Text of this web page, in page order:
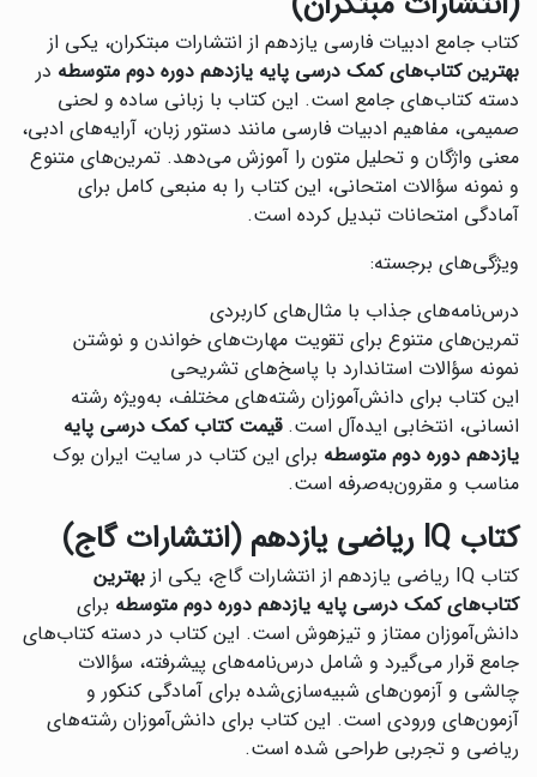
کتاب جامع ادبیات فارسی یازدهم از انتشارات مبتکران، یکی از
بهترین کتاب‌های کمک درسی پایه یازدهم دوره دوم متوسطه در
دسته کتاب‌های جامع است. این کتاب با زبانی ساده و لحنی
صمیمی، مفاهیم ادبیات فارسی مانند دستور زبان، آرایه‌های ادبی،
معنی واژگان و تحلیل متون را آموزش می‌دهد. تمرین‌های متنوع
و نمونه سؤالات امتحانی، این کتاب را به منبعی کامل برای
آمادگی امتحانات تبدیل کرده است.
ویژگی‌های برجسته:
درس‌نامه‌های جذاب با مثال‌های کاربردی
تمرین‌های متنوع برای تقویت مهارت‌های خواندن و نوشتن
نمونه سؤالات استاندارد با پاسخ‌های تشریحی
این کتاب برای دانش‌آموزان رشته‌های مختلف، به‌ویژه رشته
انسانی، انتخابی ایده‌آل است.قیمت کتاب کمک درسی پایه
یازدهم دوره دوم متوسطه برای این کتاب در سایت ایران بوک
مناسب و مقرون‌به‌صرفه است.
کتاب IQ ریاضی یازدهم (انتشارات گاج)
کتاب IQ ریاضی یازدهم از انتشارات گاج، یکی از
بهترین
کتاب‌های کمک درسی پایه یازدهم دوره دوم متوسطه برای
دانش‌آموزان ممتاز و تیزهوش است. این کتاب در دسته کتاب‌های
جامع قرار می‌گیرد و شامل درس‌نامه‌های پیشرفته، سؤالات
چالشی و آزمون‌های شبیه‌سازی‌شده برای آمادگی کنکور و
آزمون‌های ورودی است. این کتاب برای دانش‌آموزان رشته‌های
ریاضی و تجربی طراحی شده است.